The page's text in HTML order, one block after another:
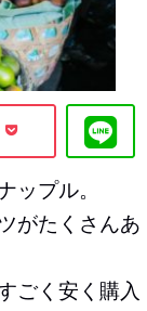
ップル。
がたくさんあ
ごく安く購入